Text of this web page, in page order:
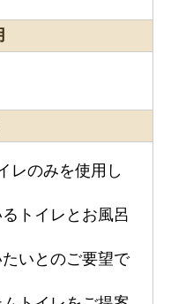
レのみを使用し
トイレとお風呂
いとのご要望で